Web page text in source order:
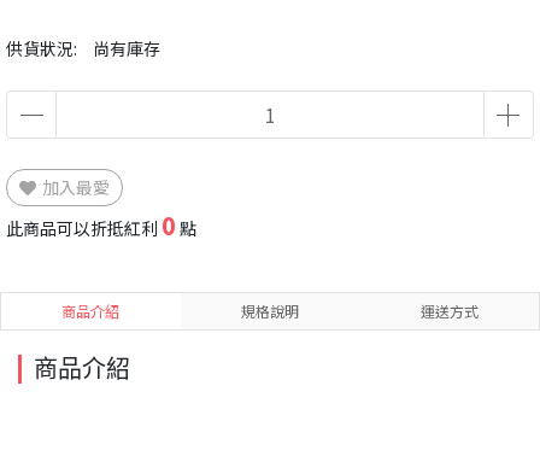
供貨狀況: 尚有庫存
加入最愛
此商品可以折抵紅利 0 點
商品介紹 規格說明 運送方式
商品介紹